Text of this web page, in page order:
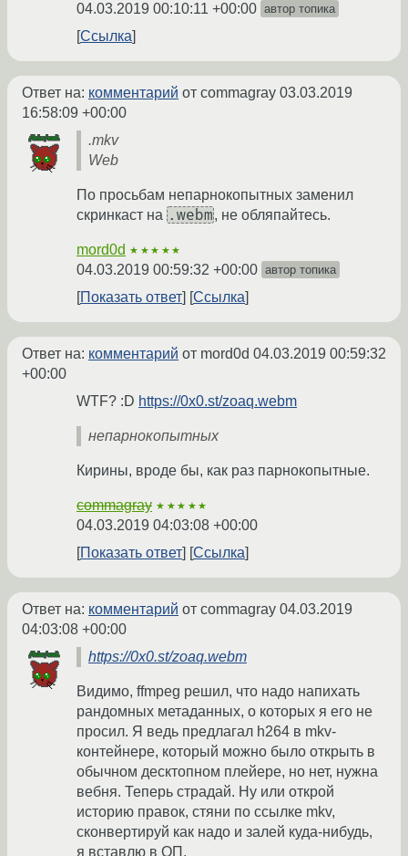
04.03.2019 00:10:11 +00:00 автор топика
Ссылка
Ответ на: комментарий от commagray 03.03.2019
16:58:09 +00:00
.mkv
Web
По просьбам непарнокопытных заменил
скринкаст на .webm, не обляпайтесь.
mord0d ★★★★★
04.03.2019 00:59:32 +00:00 автор топика
Показать ответ Ссылка
Ответ на: комментарий от mord0d 04.03.2019 00:59:32
+00:00
WTF? :D https://0x0.st/zoaq.webm
непарнокопытных
Кирины, вроде бы, как раз парнокопытные.
commagray ★★★★★
04.03.2019 04:03:08 +00:00
Показать ответ
Ссылка
Ответ на: комментарий от commagray 04.03.2019
04:03:08 +00:00
https://0x0.st/zoaq.webm
Видимо, ffmpeg решил, что надо напихать
рандомных метаданных, о которых я его не
просил. Я ведь предлагал h264 в mkv-
контейнере, который можно было открыть в
обычном десктопном плейере, но нет, нужна
вебня. Теперь страдай. Ну или открой
историю правок, стяни по ссылке mkv,
сконвертируй как надо и залей куда-нибудь,
я вставлю в ОП.